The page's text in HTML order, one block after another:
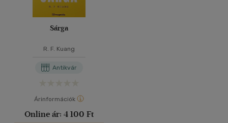
Sárga
R. F. Kuang
Antikvár
Árinformációk
Online ár: 4 100 Ft